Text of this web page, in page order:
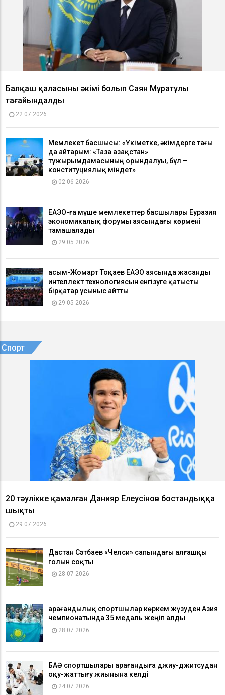
Балқаш қаласының әкімі болып Саян Мұратұлы
тағайындалды
22 07 2026
Мемлекет басшысы: «Үкіметке, әкімдерге тағы
да айтарым: «Таза Қазақстан»
тұжырымдамасының орындалуы, бұл –
конституциялық міндет»
02 06 2026
ЕАЭО-ға мүше мемлекеттер басшылары Еуразия
экономикалық форумы аясындағы көрмені
тамашалады
29 05 2026
Қасым-Жомарт Тоқаев ЕАЭО аясында жасанды
интеллект технологиясын енгізуге қатысты
бірқатар ұсыныс айтты
29 05 2026
Спорт
20 тәулікке қамалған Данияр Елеусінов бостандыққа
шықты
29 07 2026
Дастан Сәтбаев «Челси» сапындағы алғашқы
голын соқты
28 07 2026
Қарағандылық спортшылар көркем жүзуден Азия
чемпионатында 35 медаль жеңіп алды
28 07 2026
БАӘ спортшылары Қарағандыға джиу-джитсудан
оқу-жаттығу жиынына келді
24 07 2026